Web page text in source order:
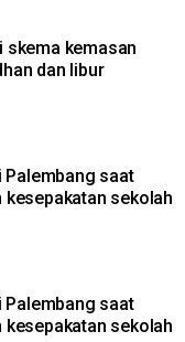
skema kemasan
dan libur
Palembang saat
kesepakatan sekolah
Palembang saat
kesepakatan sekolah